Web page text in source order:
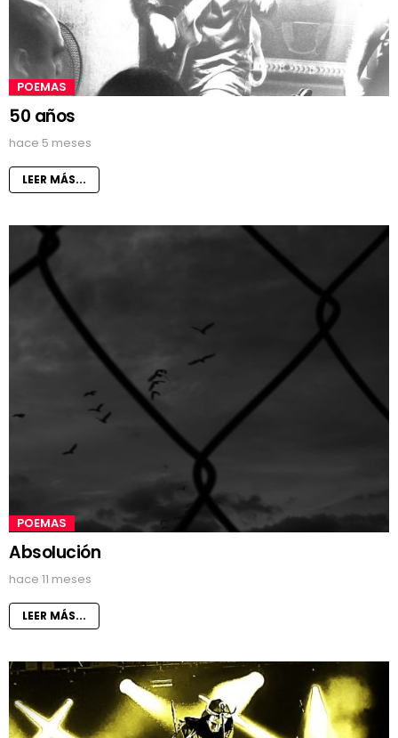
POEMAS
50 años
hace 5 meses
LEER MÁS...
POEMAS
Absolución
hace 11 meses
LEER MÁS...